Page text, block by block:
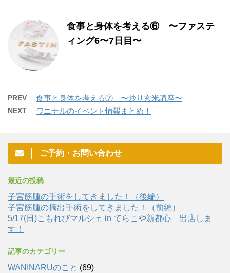
食事と身体を考える⑥ 〜ファステ
ィング6〜7日目〜
PREV 食事と身体を考える⑦ 〜炒り玄米講座〜
NEXT ワニナルのイベント情報まとめ！
ご予約・お問い合わせ
最近の投稿
子宮筋腫の手術をしてきました！（後編）
子宮筋腫の摘出手術をしてきました！（前編）
5/17(日)こもれびマルシェ in てらこや新都心 出店しま
す！
記事のカテゴリー
WANINARUのこと (69)